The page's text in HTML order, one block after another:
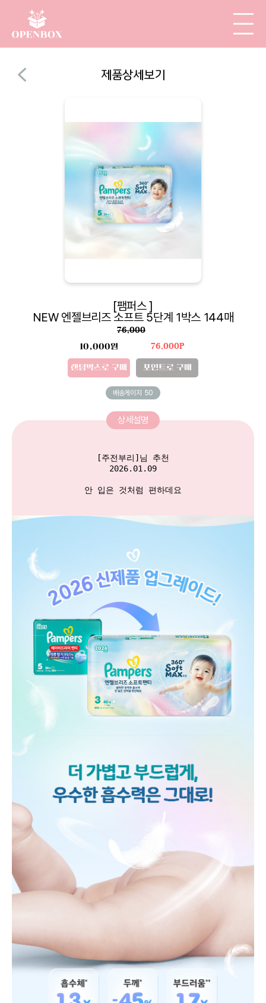
제품상세보기
[팸퍼스 ]
NEW 엔젤브리즈 소프트 5단계 1박스 144매
76,000
10,000원
랜덤박스로 구매
76,000P
포인트로 구매
배송게이지 50
상세설명
[주전부리]님 추천
2026.01.09
안 입은 것처럼 편하데요